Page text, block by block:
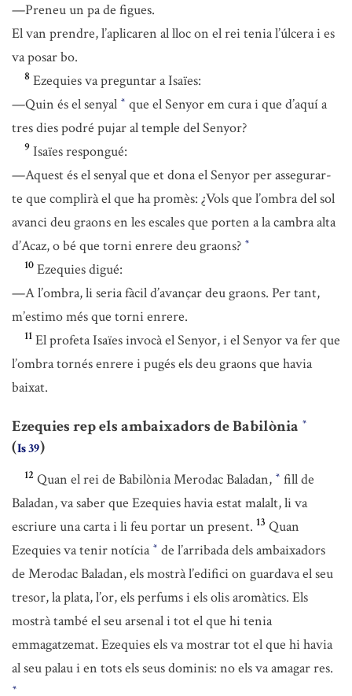
—Preneu un pa de figues.
El van prendre, l’aplicaren al lloc on el rei tenia l’úlcera i es
va posar bo.
8 Ezequies va preguntar a Isaïes:
—Quin és el senyal * que el Senyor em cura i que d’aquí a
tres dies podré pujar al temple del Senyor?
9 Isaïes respongué:
—Aquest és el senyal que et dona el Senyor per assegurar-
te que complirà el que ha promès: ¿Vols que l’ombra del sol
avanci deu graons en les escales que porten a la cambra alta
d’Acaz, o bé que torni enrere deu graons? *
10 Ezequies digué:
—A l’ombra, li seria fàcil d’avançar deu graons. Per tant,
m’estimo més que torni enrere.
11 El profeta Isaïes invocà el Senyor, i el Senyor va fer que
l’ombra tornés enrere i pugés els deu graons que havia
baixat.
Ezequies rep els ambaixadors de Babilònia *
(Is 39)
12 Quan el rei de Babilònia Merodac Baladan, * fill de
Baladan, va saber que Ezequies havia estat malalt, li va
escriure una carta i li feu portar un present. 13 Quan
Ezequies va tenir notícia * de l’arribada dels ambaixadors
de Merodac Baladan, els mostrà l’edifici on guardava el seu
tresor, la plata, l’or, els perfums i els olis aromàtics. Els
mostrà també el seu arsenal i tot el que hi tenia
emmagatzemat. Ezequies els va mostrar tot el que hi havia
al seu palau i en tots els seus dominis: no els va amagar res.
*